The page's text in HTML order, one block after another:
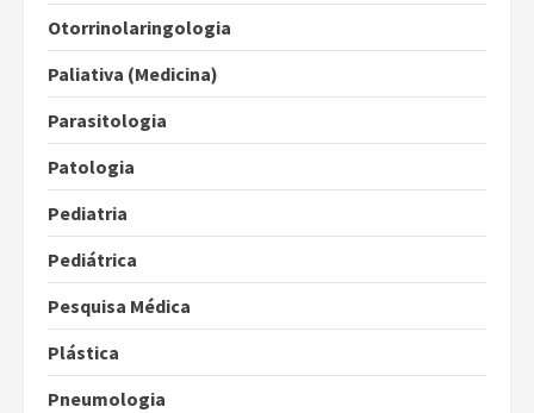
Otorrinolaringologia
Paliativa (Medicina)
Parasitologia
Patologia
Pediatria
Pediátrica
Pesquisa Médica
Plástica
Pneumologia